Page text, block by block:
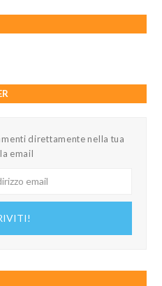
direttamente nella tua
email